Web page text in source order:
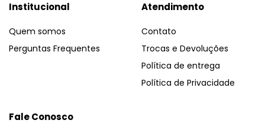
Institucional
Quem somos
Perguntas Frequentes
Atendimento
Contato
Trocas e Devoluções
Política de entrega
Política de Privacidade
Fale Conosco